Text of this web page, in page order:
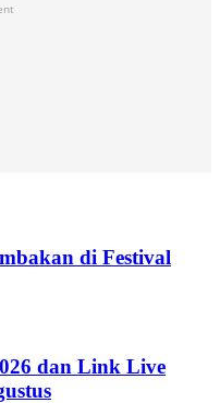
di Festival
dan Link Live